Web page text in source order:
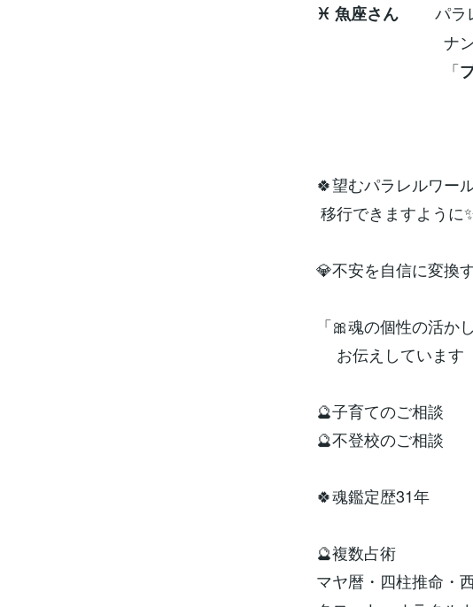
♓ 魚座さん パラレ
ナンバ
「
🍀望むパラレルワー
移行できますように
💎不安を自信に変換
「🎀魂の個性の活か
お伝えしています
🔮子育てのご相談
🔮不登校のご相談
🍀魂鑑定歴31年
🔮複数占術
マヤ暦・四柱推命・